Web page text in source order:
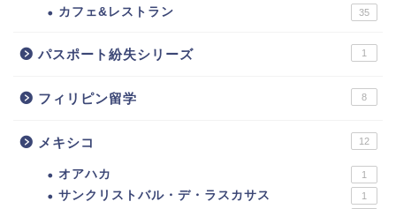
カフェ&レストラン 35
パスポート紛失シリーズ 1
フィリピン留学 8
メキシコ 12
オアハカ 1
サンクリストバル・デ・ラスカサス 1